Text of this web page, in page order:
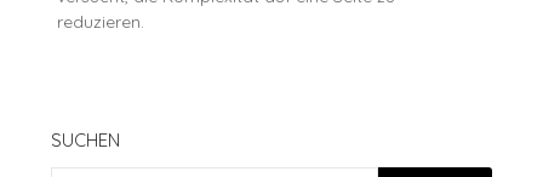
reduzieren.
SUCHEN